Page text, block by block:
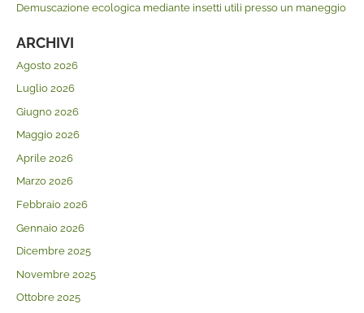
Demuscazione ecologica mediante insetti utili presso un maneggio
ARCHIVI
Agosto 2026
Luglio 2026
Giugno 2026
Maggio 2026
Aprile 2026
Marzo 2026
Febbraio 2026
Gennaio 2026
Dicembre 2025
Novembre 2025
Ottobre 2025